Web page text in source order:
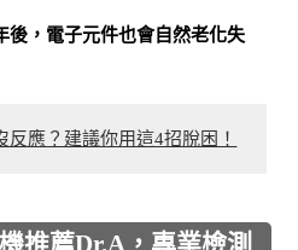
後，電子元件也會自然老化失
反應？建議你用這4招脫困！
推薦Dr.A，專業檢測